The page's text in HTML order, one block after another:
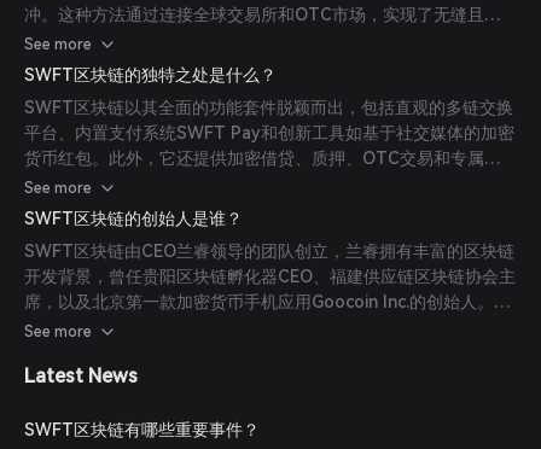
冲。这种方法通过连接全球交易所和OTC市场，实现了无缝且经
济的跨境加密货币转账。平台还内置安全钱包，支持一键钱包内转
账，采用冷钱包存储和多重签名（面部/指纹识别）来保障用户资
See more
SWFT区块链的独特之处是什么？
SWFT区块链以其全面的功能套件脱颖而出，包括直观的多链交换
平台、内置支付系统SWFT Pay和创新工具如基于社交媒体的加密
货币红包。此外，它还提供加密借贷、质押、OTC交易和专属代
币销售的Group Coin服务，旨在提升用户体验并推动区块链的广
泛应用。
See more
SWFT区块链的创始人是谁？
SWFT区块链由CEO兰睿领导的团队创立，兰睿拥有丰富的区块链
开发背景，曾任贵阳区块链孵化器CEO、福建供应链区块链协会主
席，以及北京第一款加密货币手机应用Goocoin Inc.的创始人。其
他核心成员包括财务总监Alex Witt、市场总监Christina Rinker、
See more
Latest News
SWFT区块链有哪些重要事件？